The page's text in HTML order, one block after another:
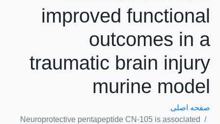
improved functional
outcomes in a
traumatic brain injury
murine model
صفحه اصلی
Neuroprotective pentapeptide CN-105 is associated